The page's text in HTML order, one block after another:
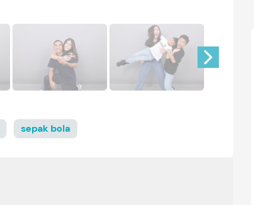
sepak bola